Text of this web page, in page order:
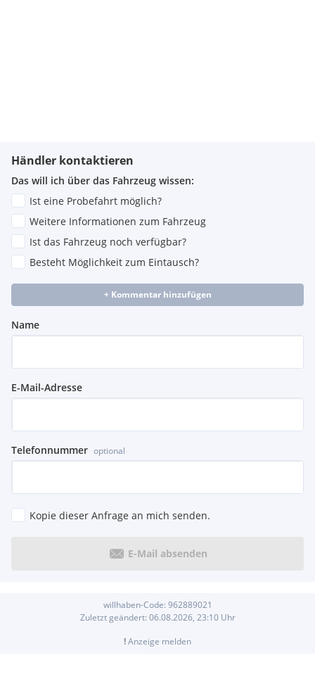
Händler kontaktieren
Das will ich über das Fahrzeug wissen:
Ist eine Probefahrt möglich?
Weitere Informationen zum Fahrzeug
Ist das Fahrzeug noch verfügbar?
Besteht Möglichkeit zum Eintausch?
+ Kommentar hinzufügen
Name
E-Mail-Adresse
Telefonnummer optional
Kopie dieser Anfrage an mich senden.
E-Mail absenden
willhaben-Code: 962889021
Zuletzt geändert: 06.08.2026, 23:10Uhr
!Anzeige melden